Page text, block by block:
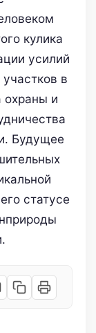
кулика
усилий
в
охраны и
Будущее
статусе